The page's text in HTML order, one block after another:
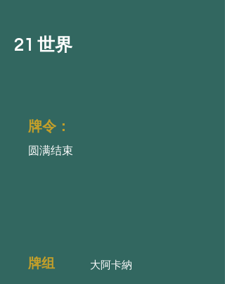
21 世界
牌令：
圆满结束
牌组 大阿卡納